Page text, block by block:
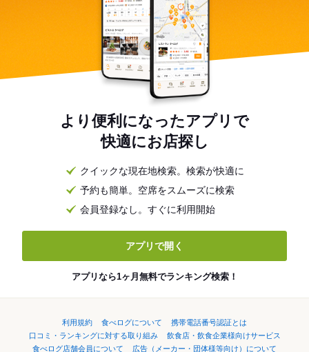
より便利になったアプリで
快適にお店探し
クイックな現在地検索。検索が快適に
予約も簡単。空席をスムーズに検索
会員登録なし。すぐに利用開始
アプリで開く
アプリなら1ヶ月無料でランキング検索！
利用規約 食べログについて
携帯電話番号認証とは
口コミ・ランキングに対する取り組み
飲食店・飲食企業様向けサービス
食べログ店舗会員について
広告（メーカー・団体様等向け）について